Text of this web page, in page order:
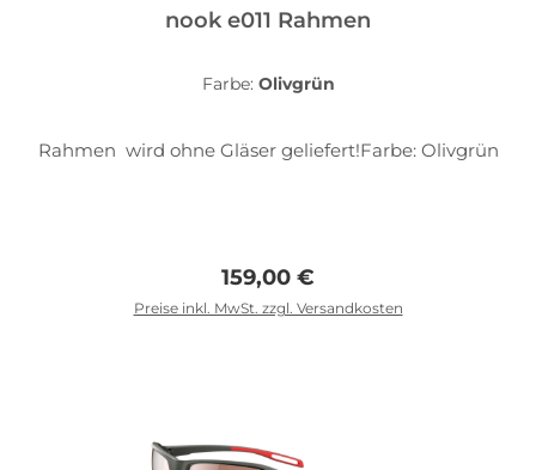
nook e011 Rahmen
Farbe: Olivgrün
Rahmen wird ohne Gläser geliefert!Farbe: Olivgrün
Regulärer Preis:
159,00 €
Preise inkl. MwSt. zzgl. Versandkosten